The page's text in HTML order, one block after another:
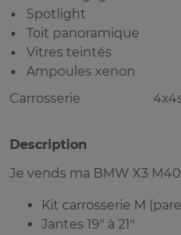
Spotlight
Toit panoramique
Vitres teintés
Ampoules xenon
Carrosserie
Description
Je vends ma BMW X3
Kit carrosserie M
Jantes 19" à 21"